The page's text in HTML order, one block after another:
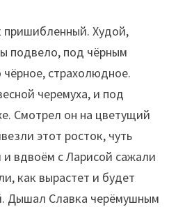
пришибленный. Худой,
подвело, под чёрным
страхолюдное.
черемуха, и под
Смотрел он на цветущий
этот росток, чуть
вдвоём с Ларисой сажали
как вырастет и будет
Дышал Славка черёмушным